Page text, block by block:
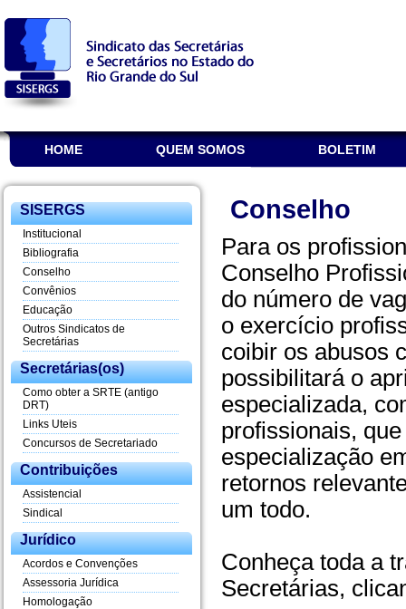
HOME QUEM SOMOS BOLETIM
SISERGS
Institucional
Bibliografia
Conselho
Convênios
Educação
Outros Sindicatos de
Secretárias
Secretárias(os)
Como obter a SRTE (antigo
DRT)
Links Uteis
Concursos de Secretariado
Contribuições
Assistencial
Sindical
Jurídico
Acordos e Convenções
Assessoria Jurídica
Homologação
Conselho
Para os
Conselho
do número de
o exercício
coibir os abusos
possibilitará o
especializada,
profissionais,
especialização
retornos
um todo.
Conheça toda a
Secretárias,